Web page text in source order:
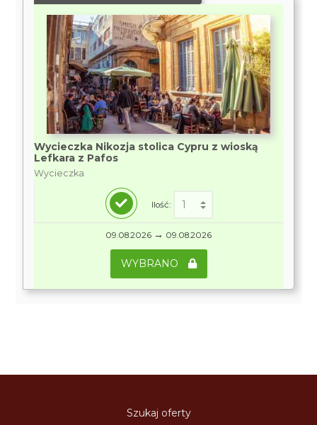
Wycieczka Nikozja stolica Cypru z wioską
Lefkara z Pafos
Wycieczka
Ilość:
09.08.2026 → 09.08.2026
WYBRANO
Szukaj oferty